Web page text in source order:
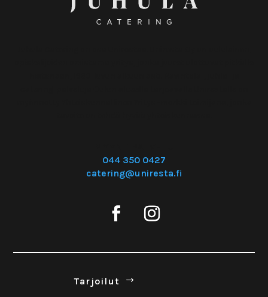
044 350 0427
catering@uniresta.fi
Tar­joilut